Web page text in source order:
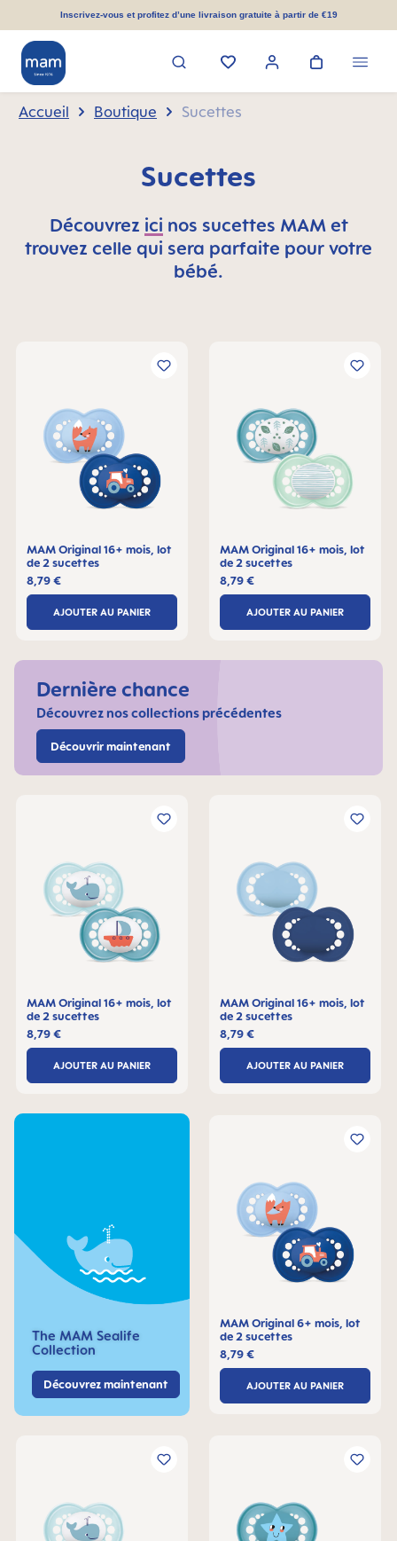
principal
Inscrivez-vous et profitez d’une livraison gratuite à partir de €19
Accueil Boutique Sucettes
Sucettes
Découvrez ici nos sucettes MAM et
trouvez celle qui sera parfaite pour votre
bébé.
The MAM Sealife
Collection
Découvrez maintenant
Dernière chance
Découvrez nos collections précédentes
Découvrir maintenant
MAM Original 16+ mois, lot
de 2 sucettes
8,79 €
AJOUTER AU PANIER
MAM Original 16+ mois, lot
de 2 sucettes
8,79 €
AJOUTER AU PANIER
MAM Original 16+ mois, lot
de 2 sucettes
8,79 €
AJOUTER AU PANIER
MAM Original 16+ mois, lot
de 2 sucettes
8,79 €
AJOUTER AU PANIER
MAM Original 6+ mois, lot
de 2 sucettes
8,79 €
AJOUTER AU PANIER